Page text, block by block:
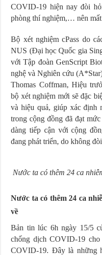
COVID-19 hiện nay đòi
phòng thí nghiệm,… nên
Bộ xét nghiệm cPass do
NUS (Đại học Quốc gia
với Tập đoàn GenScript
nghệ và Nghiên cứu
Thomas Coffman, Hiệu
bộ xét nghiệm mới sẽ đặc
và hiệu quả, giúp xác định
trong cộng đồng đã đạt
dàng tiếp cận với cộng
đang phát triển, do không
Nước ta có thêm 24 ca
Nước ta có thêm 24 ca
về
Bản tin lúc 6h ngày 15/5
chống dịch COVID-19
COVID-19. Đây là những